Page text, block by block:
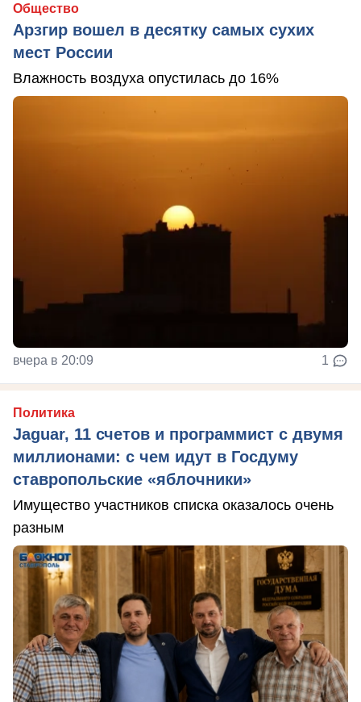
Общество
Арзгир вошел в десятку самых сухих
мест России
Влажность воздуха опустилась до 16%
вчера в 20:09 1
Политика
Jaguar, 11 счетов и программист с двумя
миллионами: с чем идут в Госдуму
ставропольские «яблочники»
Имущество участников списка оказалось очень
разным